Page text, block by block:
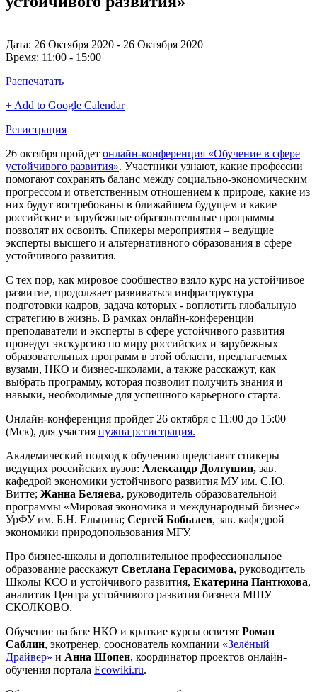
Дата: 26 Октября 2020 - 26 Октября 2020
Время: 11:00 - 15:00
Распечатать
+ Add to Google Calendar
Регистрация
26 октября пройдет онлайн-конференция «Обучение в сфере
устойчивого развития». Участники узнают, какие профессии
помогают сохранять баланс между социально-экономическим
прогрессом и ответственным отношением к природе, какие из
них будут востребованы в ближайшем будущем и какие
российские и зарубежные образовательные программы
позволят их освоить. Спикеры мероприятия – ведущие
эксперты высшего и альтернативного образования в сфере
устойчивого развития.
С тех пор, как мировое сообщество взяло курс на устойчивое
развитие, продолжает развиваться инфраструктура
подготовки кадров, задача которых - воплотить глобальную
стратегию в жизнь. В рамках онлайн-конференции
преподаватели и эксперты в сфере устойчивого развития
проведут экскурсию по миру российских и зарубежных
образовательных программ в этой области, предлагаемых
вузами, НКО и бизнес-школами, а также расскажут, как
выбрать программу, которая позволит получить знания и
навыки, необходимые для успешного карьерного старта.
Онлайн-конференция пройдет 26 октября с 11:00 до 15:00
(Мск), для участия нужна регистрация.
Академический подход к обучению представят спикеры
ведущих российских вузов: Александр Долгушин, зав.
кафедрой экономики устойчивого развития МУ им. С.Ю.
Витте; Жанна Беляева, руководитель образовательной
программы «Мировая экономика и международный бизнес»
УрФУ им. Б.Н. Ельцина; Сергей Бобылев, зав. кафедрой
экономики природопользования МГУ.
Про бизнес-школы и дополнительное профессиональное
образование расскажут Светлана Герасимова, руководитель
Школы КСО и устойчивого развития, Екатерина Пантюхова,
аналитик Центра устойчивого развития бизнеса МШУ
СКОЛКОВО.
Обучение на базе НКО и краткие курсы осветят Роман
Саблин, экотренер, сооснователь компании «Зелёный
Драйвер» и Анна Шопен, координатор проектов онлайн-
обучения портала Ecowiki.ru.